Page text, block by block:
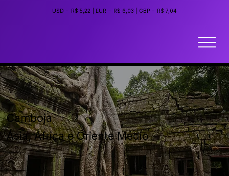
USD = R$ 5,22 EUR = R$ 6,03 GBP = R$ 7,04
Camboja
Ásia, África e Oriente Médio